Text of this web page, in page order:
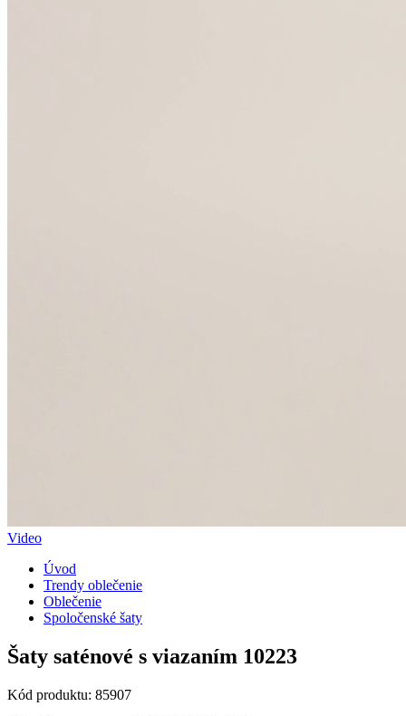
Video
Úvod
Trendy oblečenie
Oblečenie
Spoločenské šaty
Šaty saténové s viazaním 10223
Kód produktu: 85907